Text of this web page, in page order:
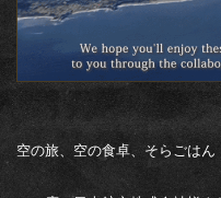
空の旅、空の食卓、そらごはん